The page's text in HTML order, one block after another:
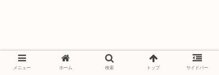
メニュー ホーム 検索 トップ サイドバー